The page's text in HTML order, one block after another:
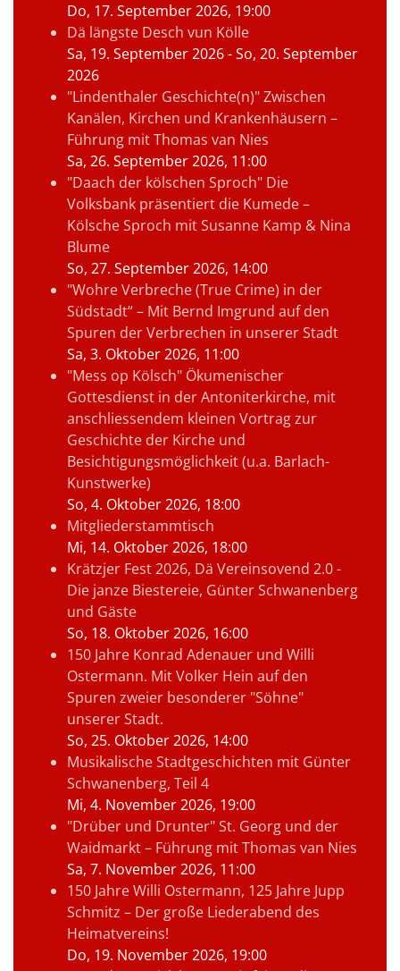
Do, 17. September 2026, 19:00
Dä längste Desch vun Kölle
Sa, 19. September 2026- So, 20. September
2026
"Lindenthaler Geschichte(n)" Zwischen
Kanälen, Kirchen und Krankenhäusern –
Führung mit Thomas van Nies
Sa, 26. September 2026, 11:00
"Daach der kölschen Sproch" Die
Volksbank präsentiert die Kumede –
Kölsche Sproch mit Susanne Kamp & Nina
Blume
So, 27. September 2026, 14:00
"Wohre Verbreche (True Crime) in der
Südstadt“ – Mit Bernd Imgrund auf den
Spuren der Verbrechen in unserer Stadt
Sa, 3. Oktober 2026, 11:00
"Mess op Kölsch" Ökumenischer
Gottesdienst in der Antoniterkirche, mit
anschliessendem kleinen Vortrag zur
Geschichte der Kirche und
Besichtigungsmöglichkeit (u.a. Barlach-
Kunstwerke)
So, 4. Oktober 2026, 18:00
Mitgliederstammtisch
Mi, 14. Oktober 2026, 18:00
Krätzjer Fest 2026, Dä Vereinsovend 2.0 -
Die janze Biestereie, Günter Schwanenberg
und Gäste
So, 18. Oktober 2026, 16:00
150 Jahre Konrad Adenauer und Willi
Ostermann. Mit Volker Hein auf den
Spuren zweier besonderer "Söhne"
unserer Stadt.
So, 25. Oktober 2026, 14:00
Musikalische Stadtgeschichten mit Günter
Schwanenberg, Teil 4
Mi, 4. November 2026, 19:00
"Drüber und Drunter" St. Georg und der
Waidmarkt – Führung mit Thomas van Nies
Sa, 7. November 2026, 11:00
150 Jahre Willi Ostermann, 125 Jahre Jupp
Schmitz – Der große Liederabend des
Heimatvereins!
Do, 19. November 2026, 19:00